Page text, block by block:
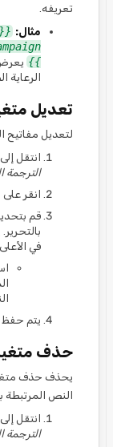
تعريفه.
مثال: {{
}}
الرعاية
تعديل
لتعديل مفاتيح
انتقل
انقر على
قم
في الأعلى.
يتم حفظ
حذف
يحذف حذف
النص المرتبطة
انتقل